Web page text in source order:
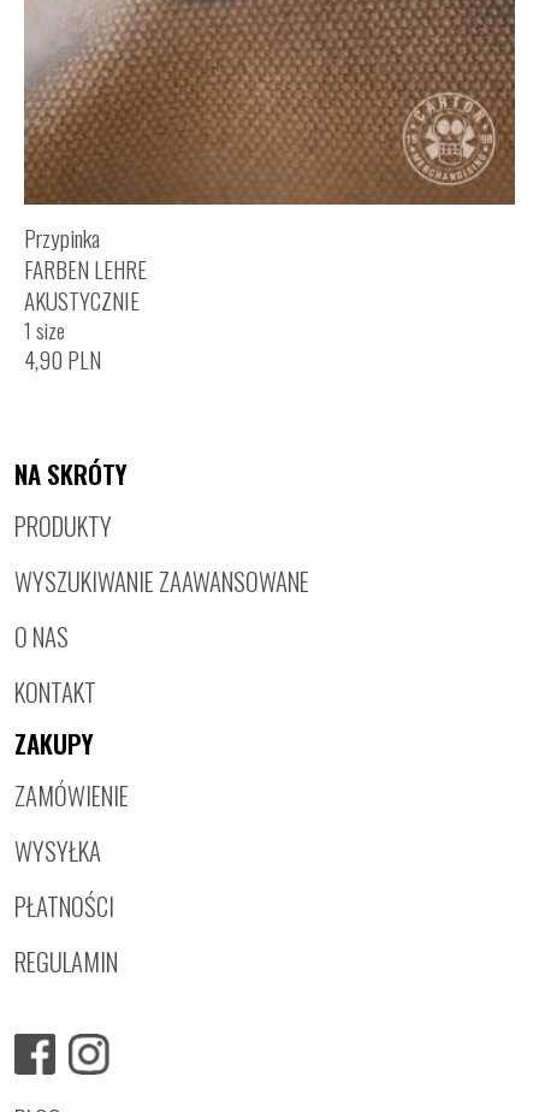
Przypinka
FARBEN LEHRE
AKUSTYCZNIE
1 size
4,90 PLN
NA SKRÓTY
PRODUKTY
WYSZUKIWANIE ZAAWANSOWANE
O NAS
KONTAKT
ZAKUPY
ZAMÓWIENIE
WYSYŁKA
PŁATNOŚCI
REGULAMIN